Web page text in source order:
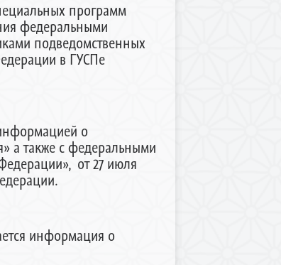
программ
федеральными
подведомственных
в ГУСПе
о
а также с федеральными
от 27 июля
информация о